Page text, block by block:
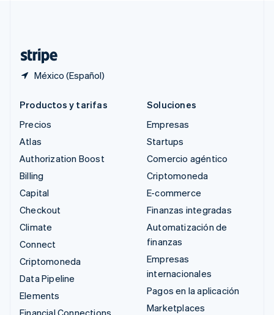
México (Español)
Productos y tarifas
Precios
Atlas
Authorization Boost
Billing
Capital
Checkout
Climate
Connect
Criptomoneda
Data Pipeline
Elements
Financial Connections
Soluciones
Empresas
Startups
Comercio agéntico
Criptomoneda
E-commerce
Finanzas integradas
Automatización de
finanzas
Empresas
internacionales
Pagos en la aplicación
Marketplaces